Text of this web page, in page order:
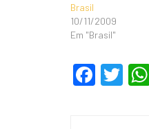
Brasil
10/11/2009
Em "Brasil"
F
T